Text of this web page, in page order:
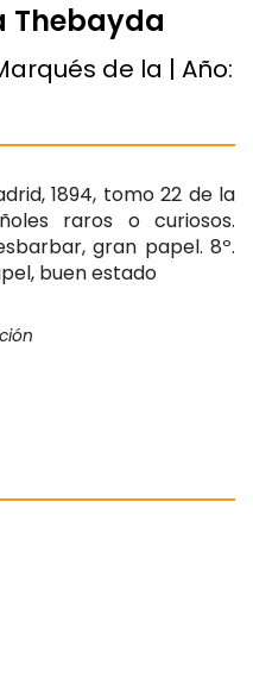
Thebayda
de la | Año:
1894, tomo 22 de la
raros o curiosos.
gran papel. 8º.
buen estado